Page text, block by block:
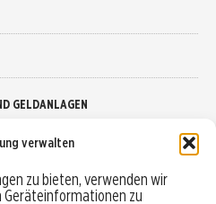
verwalten
zu bieten, verwenden wir
Geräteinformationen zu
GELDANLAGEN